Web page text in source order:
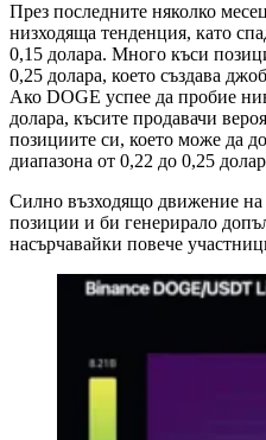
През последните няколко
низходяща тенденция, като
0,15 долара. Много къси
0,25 долара, което създава
Ако DOGE успее да пробие
долара, късите продавачи
позициите си, което може да
диапазона от 0,22 до 0,25
Силно възходящо движение на
позиции и би генерирало
насърчавайки повече